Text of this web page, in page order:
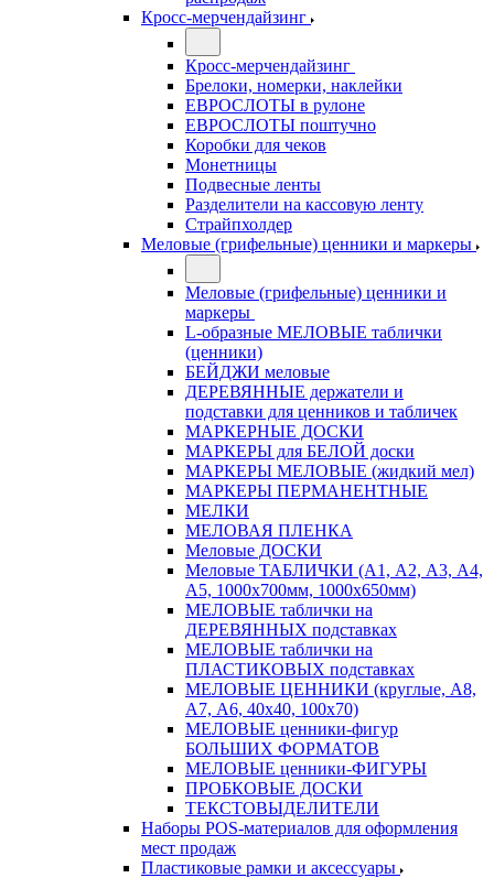
Кросс-мерчендайзинг
Кросс-мерчендайзинг
Брелоки, номерки, наклейки
ЕВРОСЛОТЫ в рулоне
ЕВРОСЛОТЫ поштучно
Коробки для чеков
Монетницы
Подвесные ленты
Разделители на кассовую ленту
Страйпхолдер
Меловые (грифельные) ценники и маркеры
Меловые (грифельные) ценники и
маркеры
L-образные МЕЛОВЫЕ таблички
(ценники)
БЕЙДЖИ меловые
ДЕРЕВЯННЫЕ держатели и
подставки для ценников и табличек
МАРКЕРНЫЕ ДОСКИ
МАРКЕРЫ для БЕЛОЙ доски
МАРКЕРЫ МЕЛОВЫЕ (жидкий мел)
МАРКЕРЫ ПЕРМАНЕНТНЫЕ
МЕЛКИ
МЕЛОВАЯ ПЛЕНКА
Меловые ДОСКИ
Меловые ТАБЛИЧКИ (А1, А2, А3, А4,
А5, 1000х700мм, 1000х650мм)
МЕЛОВЫЕ таблички на
ДЕРЕВЯННЫХ подставках
МЕЛОВЫЕ таблички на
ПЛАСТИКОВЫХ подставках
МЕЛОВЫЕ ЦЕННИКИ (круглые, А8,
А7, А6, 40х40, 100х70)
МЕЛОВЫЕ ценники-фигур
БОЛЬШИХ ФОРМАТОВ
МЕЛОВЫЕ ценники-ФИГУРЫ
ПРОБКОВЫЕ ДОСКИ
ТЕКСТОВЫДЕЛИТЕЛИ
Наборы POS-материалов для оформления
мест продаж
Пластиковые рамки и аксессуары